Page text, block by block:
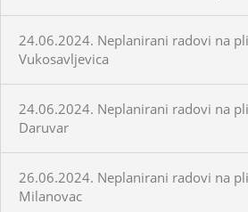
24.06.2024. Neplanirani radovi na
Vukosavljevica
24.06.2024. Neplanirani radovi na
Daruvar
26.06.2024. Neplanirani radovi na
Milanovac